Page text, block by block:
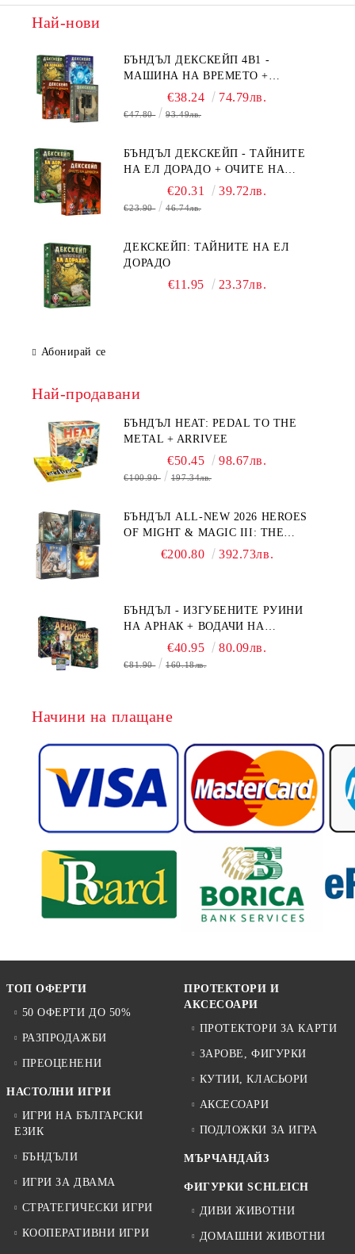
Най-нови
БЪНДЪЛ ДЕКСКЕЙП 4В1 -
МАШИНА НА ВРЕМЕТО +
БЯГСТВО ОТ АЛКАТРАЗ +
ТАЙНИТЕ НА ЕЛ ДОРАДО +
€38.24 74.79лв.
€47.80 93.49лв.
БЪНДЪЛ ДЕКСКЕЙП - ТАЙНИТЕ
НА ЕЛ ДОРАДО + ОЧИТЕ НА
ДРАКОНА€20.31 39.72лв.
€23.90 46.74лв.
ДЕКСКЕЙП: ТАЙНИТЕ НА ЕЛ
ДОРАДО
€11.95 23.37лв.
Абонирай се
Най-продавани
БЪНДЪЛ HEAT: PEDAL TO THE
METAL + ARRIVEE
€50.45 98.67лв.
€100.90 197.34лв.
БЪНДЪЛ ALL-NEW 2026 HEROES
OF MIGHT & MAGIC III: THE
BOARD GAME EXPANSIONS -
€200.80 392.73лв.
БЪНДЪЛ - ИЗГУБЕНИТЕ РУИНИ
НА АРНАК + ВОДАЧИ НА
ЕКСПЕДИЦИИ + ПРОМО КАРТИ
БЕЗПЛАТНО
€40.95 80.09лв.
€81.90 160.18лв.
Начини на плащане
ТОП ОФЕРТИ
50 ОФЕРТИ ДО 50%
РАЗПРОДАЖБИ
ПРЕОЦЕНЕНИ
НАСТОЛНИ ИГРИ
ИГРИ НА БЪЛГАРСКИ
ЕЗИК
БЪНДЪЛИ
ИГРИ ЗА ДВАМА
СТРАТЕГИЧЕСКИ ИГРИ
КООПЕРАТИВНИ ИГРИ
ПРОТЕКТОРИ И
АКСЕСОАРИ
ПРОТЕКТОРИ ЗА КАРТИ
ЗАРОВЕ, ФИГУРКИ
КУТИИ, КЛАСЬОРИ
АКСЕСОАРИ
ПОДЛОЖКИ ЗА ИГРА
МЪРЧАНДАЙЗ
ФИГУРКИ SCHLEICH
ДИВИ ЖИВОТНИ
ДОМАШНИ ЖИВОТНИ